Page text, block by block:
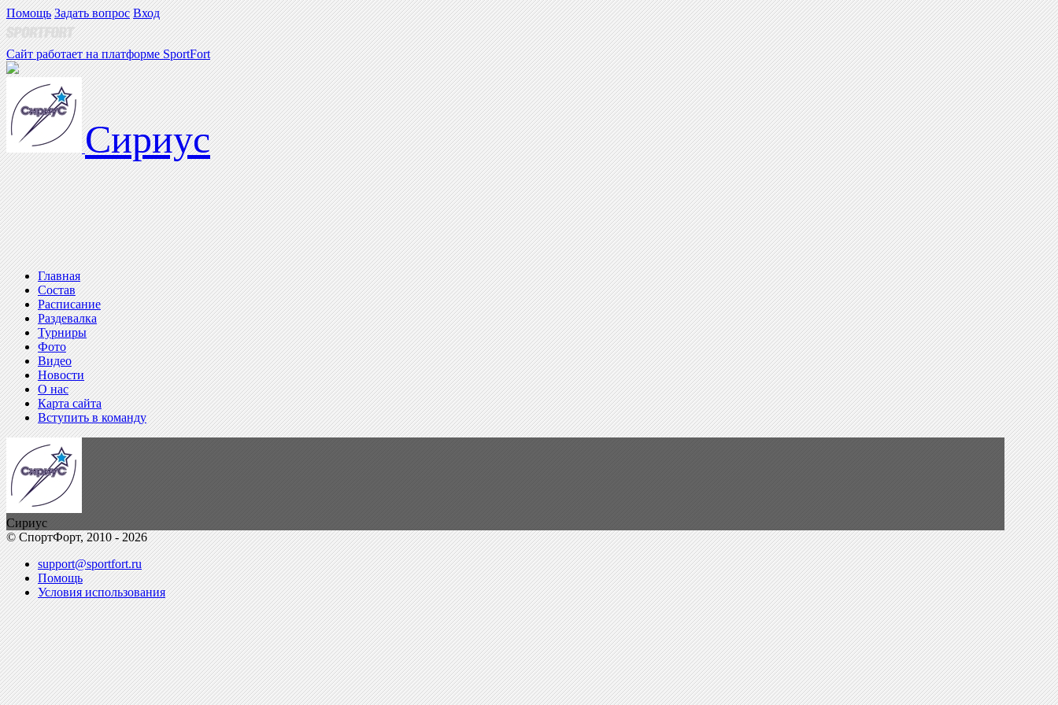
Помощь Задать вопрос Вход
Сайт работает на платформе SportFort
Сириус
Главная
Состав
Расписание
Раздевалка
Турниры
Фото
Видео
Новости
О нас
Карта сайта
Вступить в команду
Сириус
© СпортФорт, 2010 - 2026
support@sportfort.ru
Помощь
Условия использования